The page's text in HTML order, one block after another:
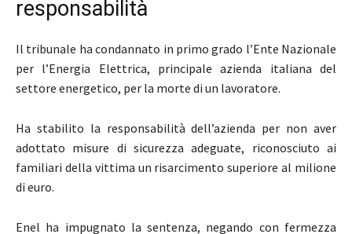
responsabilità
Il tribunale ha condannato in primo grado l’Ente Nazionale
per l’Energia Elettrica, principale azienda italiana del
settore energetico, per la morte di un lavoratore.
Ha stabilito la responsabilità dell’azienda per non aver
adottato misure di sicurezza adeguate, riconosciuto ai
familiari della vittima un risarcimento superiore al milione
di euro.
Enel ha impugnato la sentenza, negando con fermezza